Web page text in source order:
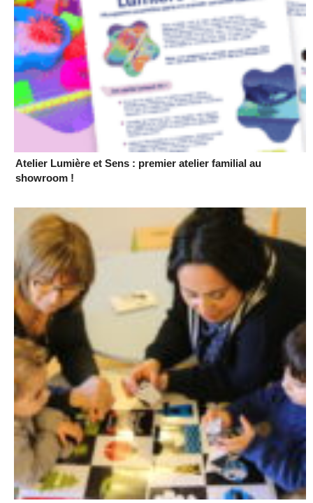
Atelier Lumière et Sens : premier atelier familial au
showroom !